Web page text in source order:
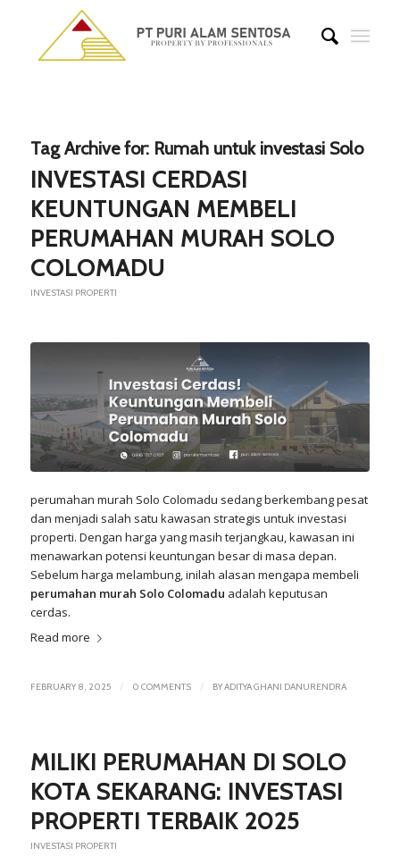
Tag Archive for: Rumah untuk investasi Solo
INVESTASI CERDAS!
KEUNTUNGAN MEMBELI
PERUMAHAN MURAH SOLO
COLOMADU
INVESTASI PROPERTI
perumahan murah Solo Colomadu sedang berkembang pesat
dan menjadi salah satu kawasan strategis untuk investasi
properti. Dengan harga yang masih terjangkau, kawasan ini
menawarkan potensi keuntungan besar di masa depan.
Sebelum harga melambung, inilah alasan mengapa membeli
perumahan murah Solo Colomadu adalah keputusan
cerdas.
Read more
FEBRUARY 8, 2025 / 0 COMMENTS / BYADITYA GHANI DANURENDRA
MILIKI PERUMAHAN DI SOLO
KOTA SEKARANG: INVESTASI
PROPERTI TERBAIK 2025
INVESTASI PROPERTI